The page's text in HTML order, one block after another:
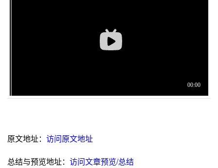
原文地址： 访问原文地址
总结与预览地址： 访问文章预览/总结